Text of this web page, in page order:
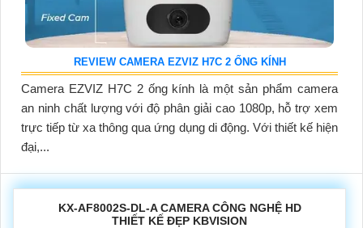
REVIEW CAMERA EZVIZ H7C 2 ỐNG KÍNH
Camera EZVIZ H7C 2 ống kính là một sản phẩm camera
an ninh chất lượng với độ phân giải cao 1080p, hỗ trợ xem
trực tiếp từ xa thông qua ứng dụng di động. Với thiết kế hiện
đại,...
KX-AF8002S-DL-A CAMERA CÔNG NGHỆ HD
THIẾT KẾ ĐẸP KBVISION